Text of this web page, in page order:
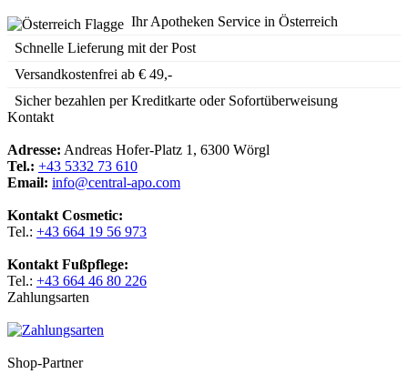
Ihr Apotheken Service in Österreich
Schnelle Lieferung mit der Post
Versandkostenfrei ab € 49,-
Sicher bezahlen per Kreditkarte oder Sofortüberweisung
Kontakt
Adresse: Andreas Hofer-Platz 1, 6300 Wörgl
Tel.: +43 5332 73 610
Email: info@central-apo.com
Kontakt Cosmetic:
Tel.: +43 664 19 56 973
Kontakt Fußpflege:
Tel.: +43 664 46 80 226
Zahlungsarten
Shop-Partner